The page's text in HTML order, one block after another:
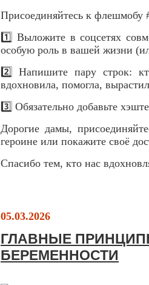
Присоединяйтесь к флешмобу
1️⃣ Выложите в соцсетях
особую роль в вашей жизни
2️⃣ Напишите пару строк:
вдохновила, помогла,
3️⃣ Обязательно добавьте
Дорогие дамы,
героине или покажите своё
Спасибо тем, кто нас
05.03.2026
ГЛАВНЫЕ
БЕРЕМЕННОСТИ